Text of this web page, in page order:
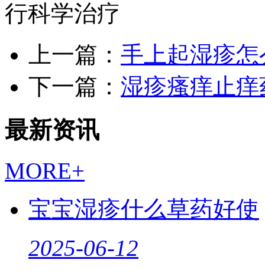
行科学治疗
上一篇： 手上起湿疹
下一篇： 湿疹瘙痒止痒
最新资讯
MORE+
宝宝湿疹什么草药好使
2025-06-12